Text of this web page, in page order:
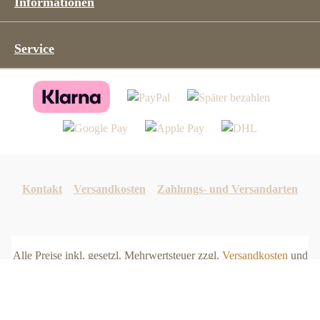
Service
Kontakt Versandkosten Zahlungs- und Versandarten
Alle Preise inkl. gesetzl. Mehrwertsteuer zzgl. Versandkosten und